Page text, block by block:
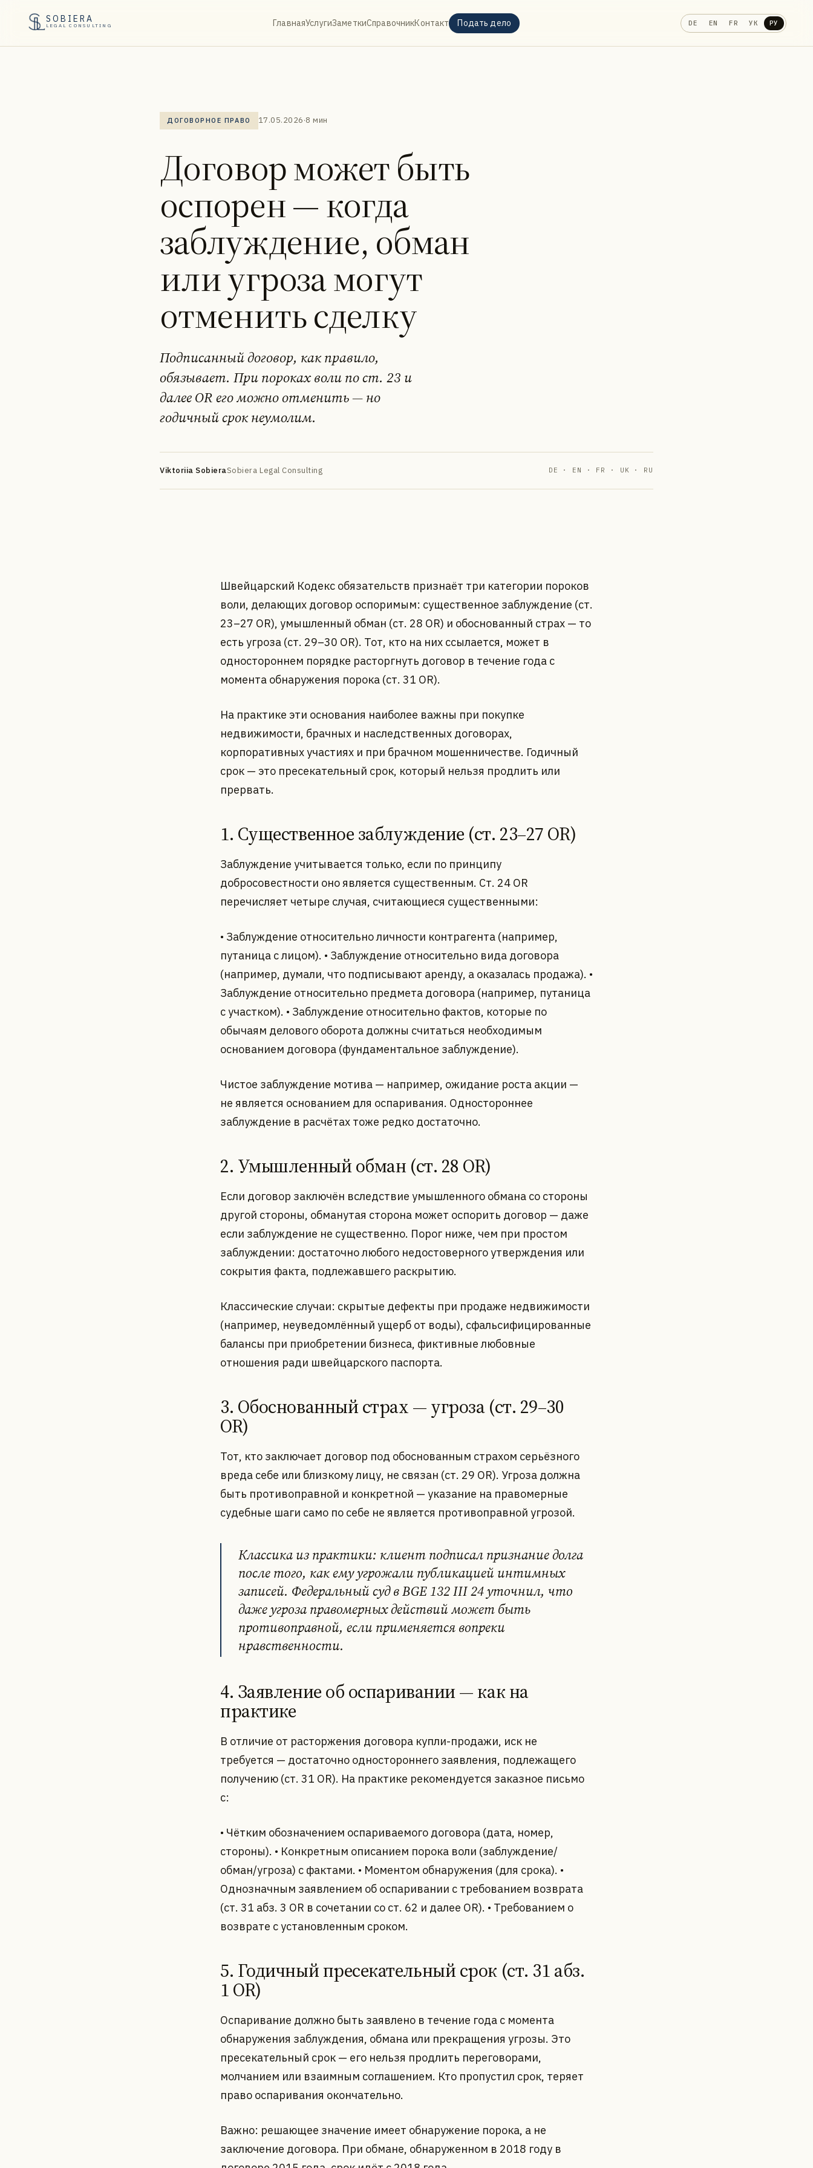
SOBIERA
LEGAL CONSULTING ГлавнаяУслугиЗаметкиСправочникКонтакт Подать дело DE EN FR УК РУ
ДОГОВОРНОЕ ПРАВО 17.05.2026·8 мин
Договор может быть
оспорен — когда
заблуждение, обман
или угроза могут
отменить сделку
Подписанный договор, как правило,
обязывает. При пороках воли по ст. 23 и
далее OR его можно отменить — но
годичный срок неумолим.
Viktoriia SobieraSobiera Legal Consulting DE · EN · FR · UK · RU
Швейцарский Кодекс обязательств признаёт три категории пороков
воли, делающих договор оспоримым: существенное заблуждение (ст.
23–27 OR), умышленный обман (ст. 28 OR) и обоснованный страх — то
есть угроза (ст. 29–30 OR). Тот, кто на них ссылается, может в
одностороннем порядке расторгнуть договор в течение года с
момента обнаружения порока (ст. 31 OR).
На практике эти основания наиболее важны при покупке
недвижимости, брачных и наследственных договорах,
корпоративных участиях и при брачном мошенничестве. Годичный
срок — это пресекательный срок, который нельзя продлить или
прервать.
1. Существенное заблуждение (ст. 23–27 OR)
Заблуждение учитывается только, если по принципу
добросовестности оно является существенным. Ст. 24 OR
перечисляет четыре случая, считающиеся существенными:
• Заблуждение относительно личности контрагента (например,
путаница с лицом). • Заблуждение относительно вида договора
(например, думали, что подписывают аренду, а оказалась продажа). •
Заблуждение относительно предмета договора (например, путаница
с участком). • Заблуждение относительно фактов, которые по
обычаям делового оборота должны считаться необходимым
основанием договора (фундаментальное заблуждение).
Чистое заблуждение мотива — например, ожидание роста акции —
не является основанием для оспаривания. Одностороннее
заблуждение в расчётах тоже редко достаточно.
2. Умышленный обман (ст. 28 OR)
Если договор заключён вследствие умышленного обмана со стороны
другой стороны, обманутая сторона может оспорить договор — даже
если заблуждение не существенно. Порог ниже, чем при простом
заблуждении: достаточно любого недостоверного утверждения или
сокрытия факта, подлежавшего раскрытию.
Классические случаи: скрытые дефекты при продаже недвижимости
(например, неуведомлённый ущерб от воды), сфальсифицированные
балансы при приобретении бизнеса, фиктивные любовные
отношения ради швейцарского паспорта.
3. Обоснованный страх — угроза (ст. 29–30
OR)
Тот, кто заключает договор под обоснованным страхом серьёзного
вреда себе или близкому лицу, не связан (ст. 29 OR). Угроза должна
быть противоправной и конкретной — указание на правомерные
судебные шаги само по себе не является противоправной угрозой.
Классика из практики: клиент подписал признание долга
после того, как ему угрожали публикацией интимных
записей. Федеральный суд в BGE 132 III 24 уточнил, что
даже угроза правомерных действий может быть
противоправной, если применяется вопреки
нравственности.
4. Заявление об оспаривании — как на
практике
В отличие от расторжения договора купли-продажи, иск не
требуется — достаточно одностороннего заявления, подлежащего
получению (ст. 31 OR). На практике рекомендуется заказное письмо
с:
• Чётким обозначением оспариваемого договора (дата, номер,
стороны). • Конкретным описанием порока воли (заблуждение/
обман/угроза) с фактами. • Моментом обнаружения (для срока). •
Однозначным заявлением об оспаривании с требованием возврата
(ст. 31 абз. 3 OR в сочетании со ст. 62 и далее OR). • Требованием о
возврате с установленным сроком.
5. Годичный пресекательный срок (ст. 31 абз.
1 OR)
Оспаривание должно быть заявлено в течение года с момента
обнаружения заблуждения, обмана или прекращения угрозы. Это
пресекательный срок — его нельзя продлить переговорами,
молчанием или взаимным соглашением. Кто пропустил срок, теряет
право оспаривания окончательно.
Важно: решающее значение имеет обнаружение порока, а не
заключение договора. При обмане, обнаруженном в 2018 году в